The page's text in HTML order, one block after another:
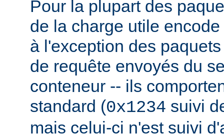
Pour la plupart des
de la charge utile
à l'exception des
de requête envoyés du
conteneur -- ils
standard (0x1234 suivi
mais celui-ci n'est suivi